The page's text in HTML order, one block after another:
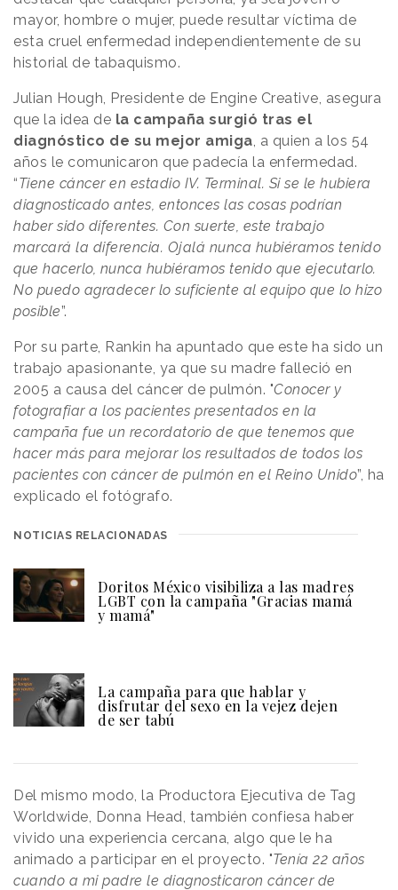
mayor, hombre o mujer, puede resultar víctima de
esta cruel enfermedad independientemente de su
historial de tabaquismo.
Julian Hough, Presidente de Engine Creative, asegura
que la idea de la campaña surgió tras el
diagnóstico de su mejor amiga , a quien a los 54
años le comunicaron que padecía la enfermedad.
“Tiene cáncer en estadio IV. Terminal. Si se le hubiera
diagnosticado antes, entonces las cosas podrían
haber sido diferentes. Con suerte, este trabajo
marcará la diferencia. Ojalá nunca hubiéramos tenido
que hacerlo, nunca hubiéramos tenido que ejecutarlo.
No puedo agradecer lo suficiente al equipo que lo hizo
posible”.
Por su parte, Rankin ha apuntado que este ha sido un
trabajo apasionante, ya que su madre falleció en
2005 a causa del cáncer de pulmón. "Conocer y
fotografiar a los pacientes presentados en la
campaña fue un recordatorio de que tenemos que
hacer más para mejorar los resultados de todos los
pacientes con cáncer de pulmón en el Reino Unido”, ha
explicado el fotógrafo.
NOTICIAS RELACIONADAS
Doritos México visibiliza a las madres
LGBT con la campaña "Gracias mamá
y mamá"
La campaña para que hablar y
disfrutar del sexo en la vejez dejen
de ser tabú
Del mismo modo, la Productora Ejecutiva de Tag
Worldwide, Donna Head, también confiesa haber
vivido una experiencia cercana, algo que le ha
animado a participar en el proyecto. "Tenía 22 años
cuando a mi padre le diagnosticaron cáncer de